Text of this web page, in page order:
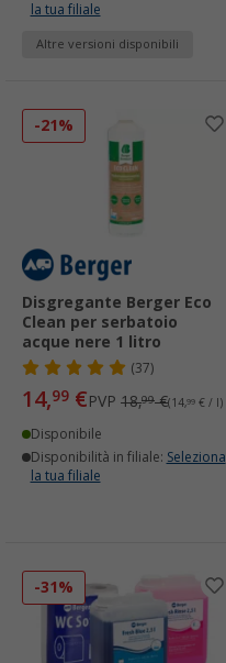
la tua filiale
Altre versioni disponibili
-21%
Disgregante Berger Eco
Clean per serbatoio
acque nere 1 litro
(37)
14,99 €PVP 18,99€(14,99 € / l)
Disponibile
Disponibilità in filiale: Seleziona
la tua filiale
-31%